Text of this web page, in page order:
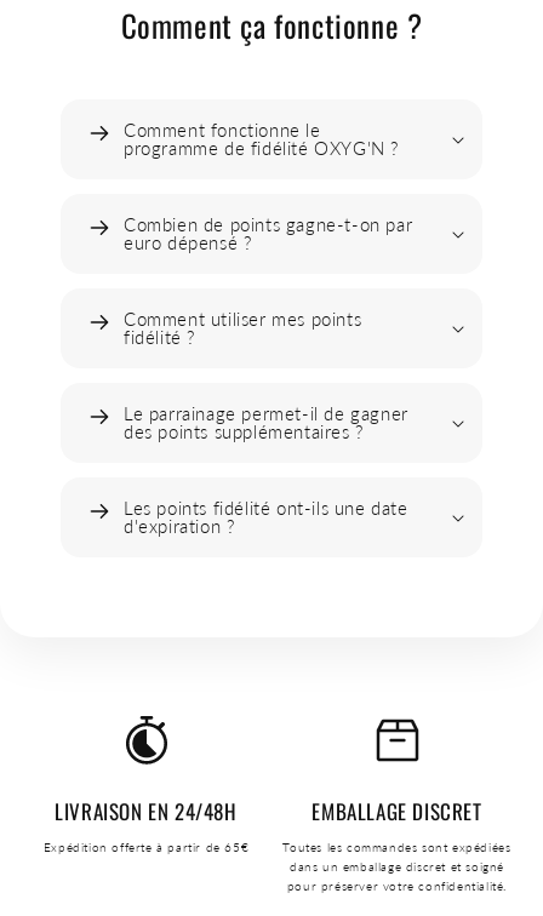
Comment ça fonctionne ?
Comment fonctionne le
programme de fidélité OXYG'N ?
Combien de points gagne-t-on par
euro dépensé ?
Comment utiliser mes points
fidélité ?
Le parrainage permet-il de gagner
des points supplémentaires ?
Les points fidélité ont-ils une date
d'expiration ?
LIVRAISON EN 24/48H
Expédition offerte à partir de 65€
EMBALLAGE DISCRET
Toutes les commandes sont expédiées
dans un emballage discret et soigné
pour préserver votre confidentialité.